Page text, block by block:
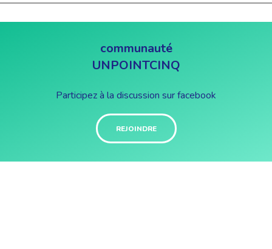
communauté
UNPOINTCINQ
Participez à la discussion sur facebook
REJOINDRE